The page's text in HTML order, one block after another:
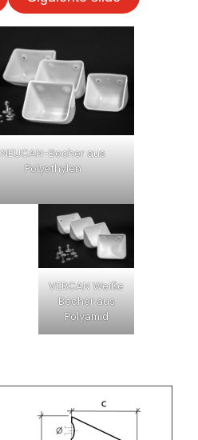
NEUCAN-Becher aus
Polyethylen
VERCAN Weiße
Becher aus
Polyamid